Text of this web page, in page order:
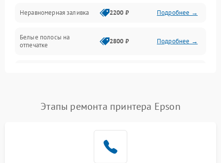
Режим работы
Питание и запуск
Неравномерная заливка 2200 ₽ Подробнее →
Белые полосы на
отпечатке
2800 ₽ Подробнее →
Этапы ремонта принтера Epson